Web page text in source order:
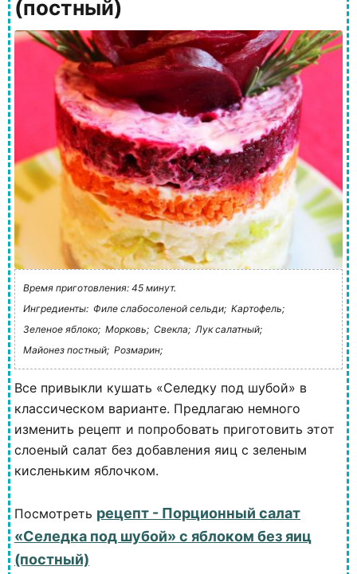
(постный)
Время приготовления: 45 минут.
Ингредиенты: Филе слабосоленой сельди; Картофель;
Зеленое яблоко; Морковь; Свекла; Лук салатный;
Майонез постный; Розмарин;
Все привыкли кушать «Селедку под шубой» в
классическом варианте. Предлагаю немного
изменить рецепт и попробовать приготовить этот
слоеный салат без добавления яиц с зеленым
кисленьким яблочком.
Посмотреть рецепт - Порционный салат
«Селедка под шубой» с яблоком без яиц
(постный)